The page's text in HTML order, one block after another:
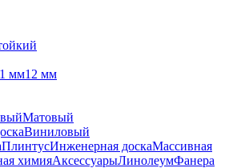
мм12 мм
Матовый
Виниловый
ПлинтусИнженерная доскаМассивная
химияАксессуарыЛинолеумФанера